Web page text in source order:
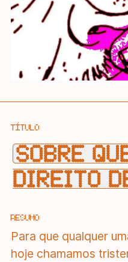
TÍTULO
SOBRE
DIREITO
RESUMO
Para que qualquer
hoje chamamos